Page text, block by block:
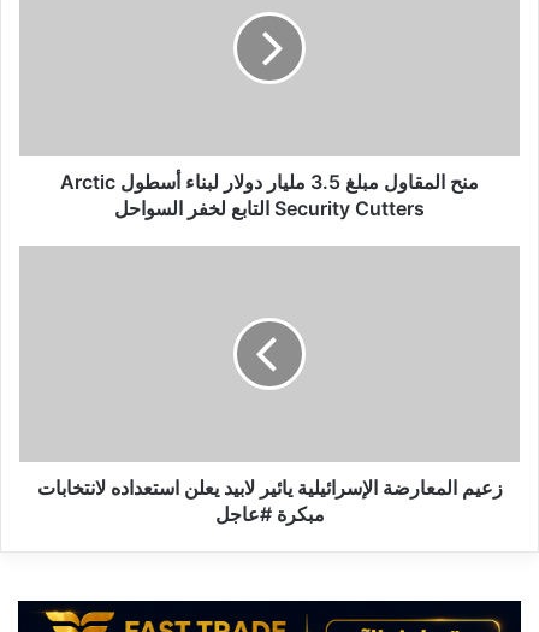
Arctic
Security
منح المقاول مبلغ 3.5 مليار دولار لبناء أسطول Arctic
Security Cutters التابع لخفر السواحل
مبكرة
#عاجل
زعيم المعارضة الإسرائيلية يائير لابيد يعلن استعداده لانتخابات
مبكرة #عاجل